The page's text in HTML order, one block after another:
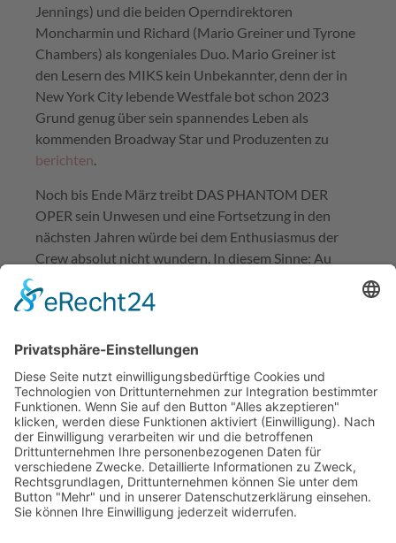
Jennings) und die beiden Operndirektoren
Moncharmin und Richard (Mario Greiner und Tyrone
Chambers) als kongeniales Duo. Mario Greiner ist
den Lesern des MIKS kein Unbekannter, denn der in
New York City lebende Westfale bot schon 2023
Grund genug über sein spannendes Leben als
kommenden Broadway Star und Produzenten zu
berichten.
Noch bis Ende März treibt DAS PHANTOM DER
OPER sein Unwesen und eine Fortsetzung in den
nächsten Jahren würde bei dem Enthusiasmus der
Crew absolut nicht wundern. In diesem Sinne: Au
Bis Ende März auf Tour:
DAS PHANTOM DER
OPER